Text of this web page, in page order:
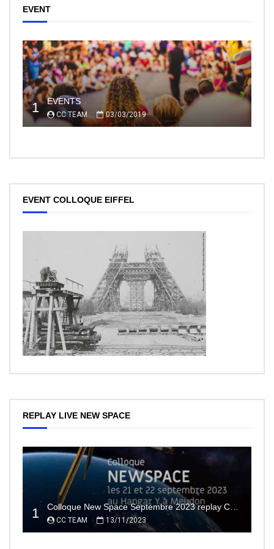
EVENT
1 EVENTS
CC TEAM 03/03/2019
EVENT COLLOQUE EIFFEL
REPLAY LIVE NEW SPACE
1 CC TEAM 13/11/2023